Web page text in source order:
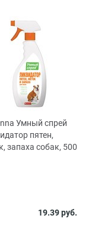
Умный спрей
пятен,
запаха собак, 500
19.39 руб.